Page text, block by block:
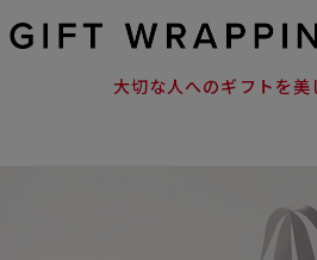
大切な人へのギフトを美